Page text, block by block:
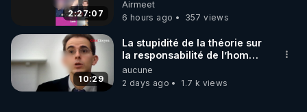
2:27:07
Airmeet
6 hours ago
357 views
10:29
La stupidité de la théorie sur
la responsabilité de l’homme
concernant le dioxyde de
carbone.
aucune
2 days ago
1.7 k views